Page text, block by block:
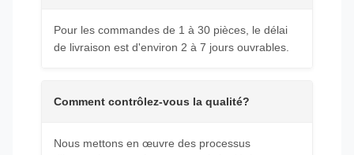
Pour les commandes de 1 à 30 pièces, le délai
de livraison est d'environ 2 à 7 jours ouvrables.
Comment contrôlez-vous la qualité?
Nous mettons en œuvre des processus